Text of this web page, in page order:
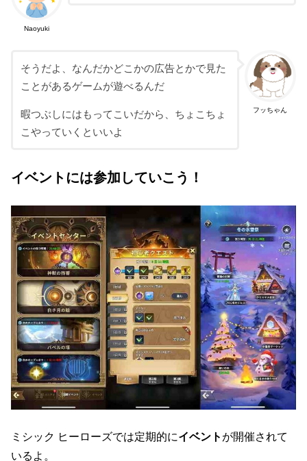
Naoyuki
フッちゃん
そうだよ、なんだかどこかの広告とかで見た
ことがあるゲームが遊べるんだ
暇つぶしにはもってこいだから、ちょこちょ
こやっていくといいよ
イベントには参加していこう！
ミシック ヒーローズでは定期的にイベント が開催されて
いるよ。